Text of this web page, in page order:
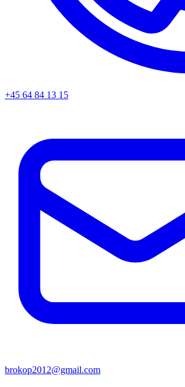
+45 64 84 13 15
brokop2012@gmail.com